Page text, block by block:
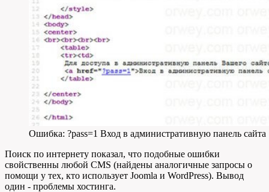
Ошибка: ?pass=1 Вход в административную панель сайта
Поиск по интернету показал, что подобные ошибки
свойственны любой CMS (найдены аналогичные запросы о
помощи у тех, кто использует Joomla и WordPress). Вывод
один - проблемы хостинга.